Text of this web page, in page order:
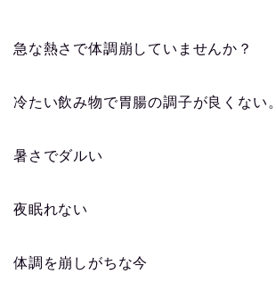
急な熱さで体調崩していませんか？
冷たい飲み物で胃腸の調子が良くない。
暑さでダルい
夜眠れない
体調を崩しがちな今